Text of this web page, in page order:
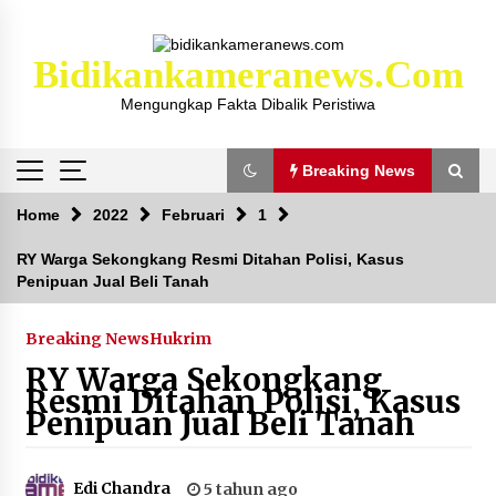
Bidikankameranews.com
Mengungkap Fakta Dibalik Peristiwa
Breaking News
Breaking News
Kejaksaan KSB Mulai Lidik Mafia Tanah Desa
Sekongkang Bawah
2 tahun ago
Laporan Dugaan Pencabulan di Desa Sepayung
Kec. Plampang, Polres Sumbawa Pastikan
Proses Penyelidikan Berjalan Maksimal
Home 2022 Februari 1
RY Warga Sekongkang Resmi Ditahan Polisi, Kasus
Penipuan Jual Beli Tanah
Breaking NewsHukrim
RY Warga Sekongkang
Resmi Ditahan Polisi, Kasus
Penipuan Jual Beli Tanah
Edi Chandra
5 tahun ago